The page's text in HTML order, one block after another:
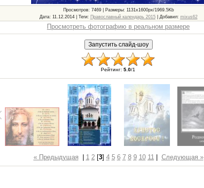
Просмотров: 7469 | Размеры: 1131x1600px/1969.5Kb
Дата: 11.12.2014 | Теги: Православный календарь 2015| Добавил: mixus62
Просмотреть фотографию в реальном размере
Рейтинг:5.0/1
« Предыдущая 1 2[3] 4 5 6 7 8 9 10 11| Следующая »